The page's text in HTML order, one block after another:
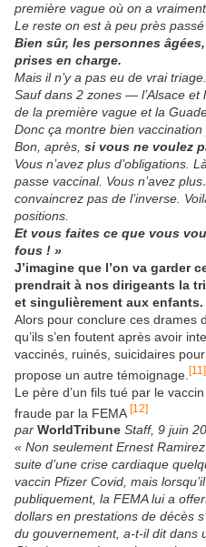
première vague où on a
Le reste on est à peu près
Bien sûr, les personnes
prises en charge.
Mais il n’y a pas eu de vrai triage.
Sauf dans 2 zones — l’Alsace
de la première vague et la
Donc ça montre bien
Bon, après, si vous ne voulez
Vous n’avez plus d’obligations.
passe vaccinal. Vous n’avez
convaincrez pas de l’inverse.
positions.
Et vous faites ce que vous
fous ! »
J’imagine que l’on va garder
prendrait à nos dirigeants la
et singulièrement aux enfants.
Alors pour conclure ces drames
qu’ils s’en foutent après avoir
vaccinés, ruinés, suicidaires
propose un autre témoignage. [11]
Le père d’un fils tué par le
fraude par la FEMA [12]
par WorldTribune Staff, 9 juin
« Non seulement Ernest
suite d’une crise cardiaque
vaccin Pfizer Covid, mais
publiquement, la FEMA lui a
dollars en prestations de décès
du gouvernement, a-t-il dit dans